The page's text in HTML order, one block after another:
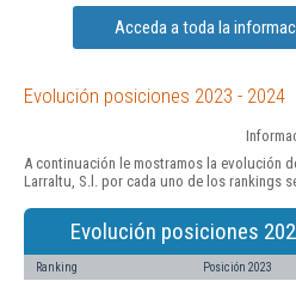
Acceda a toda la
Evolución posiciones 2023 - 2024
A continuación le mostramos la evolución
Larraltu, S.l. por cada uno de los rankings
Evolución posiciones
Ranking Posición 2023